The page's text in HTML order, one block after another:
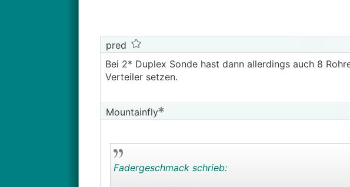
pred
Bei 2* Duplex Sonde hast dann allerdings auch 8
Verteiler setzen.
Mountainfly
Fadergeschmack schrieb: